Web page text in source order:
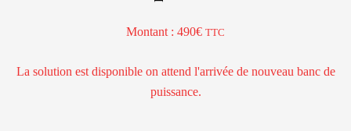
Montant : 490€ TTC
La solution est disponible on attend l'arrivée de nouveau banc de
puissance.